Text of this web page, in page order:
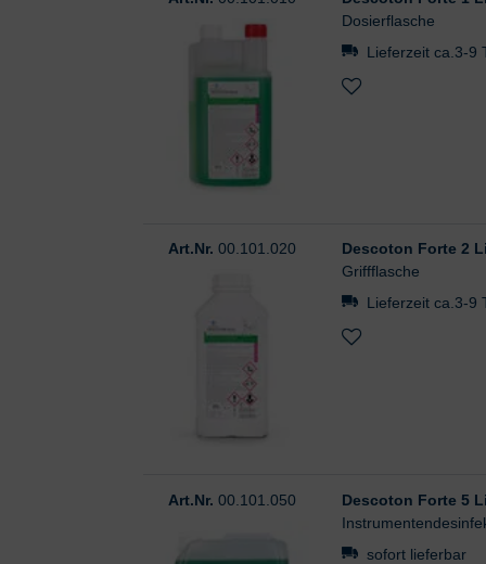
Dosierflasche
Lieferzeit ca.3-9
Art.Nr. 00.101.020
Descoton Forte 2
Griffflasche
Lieferzeit ca.3-9
Art.Nr. 00.101.050
Descoton Forte 5
sofort lieferbar